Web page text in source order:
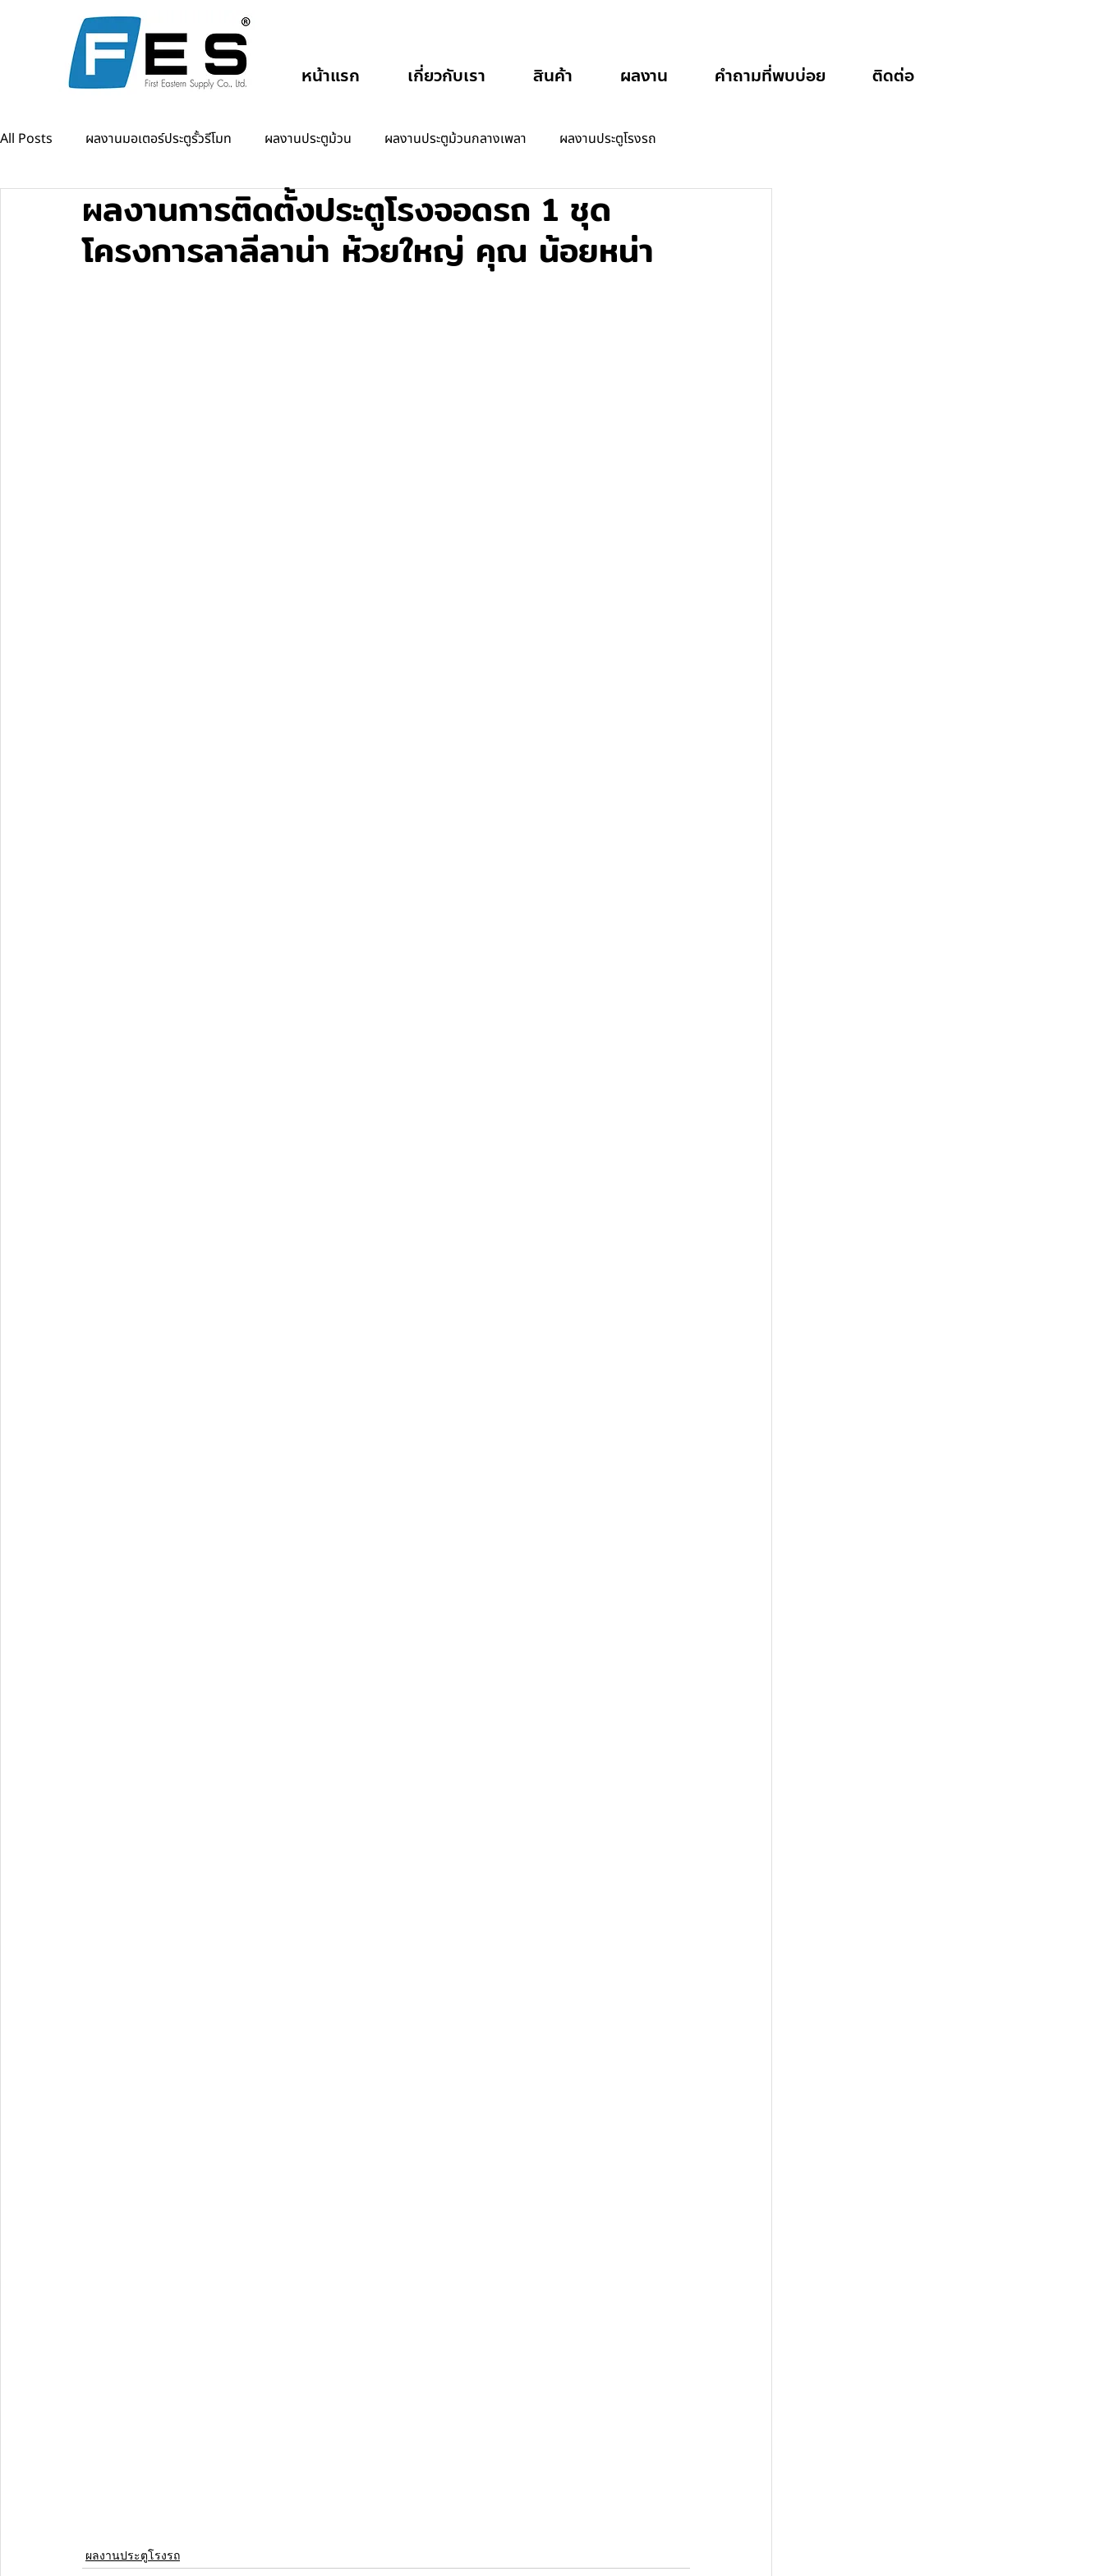
หน้าแรก เกี่ยวกับเรา สินค้า ผลงาน คำถามที่พบบ่อย ติดต่อ
All Posts ผลงานมอเตอร์ประตูรั้วรีโมท ผลงานประตูม้วน ผลงานประตูม้วนกลางเพลา ผลงานประตูโรงรถ
ผลงานแขนกั้นรถยนต์ ผลงานออโต้ดอร์
ผลงานการติดตั้งประตูโรงจอดรถ 1 ชุด
โครงการลาลีลาน่า ห้วยใหญ่ คุณ น้อยหน่า
ผลงานประตูโรงรถ